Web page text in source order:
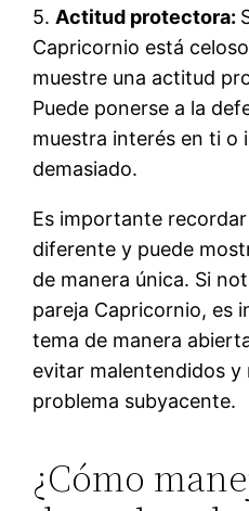
5. Actitud protectora:
Capricornio está
muestre una actitud
Puede ponerse a la
muestra interés en ti o
demasiado.
Es importante
diferente y puede
de manera única. Si
pareja Capricornio, es
tema de manera
evitar malentendidos y
problema subyacente.
¿Cómo